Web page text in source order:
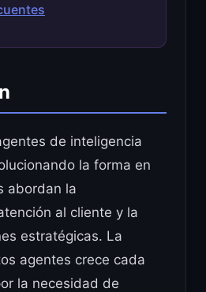
de inteligencia
la forma en
abordan la
al cliente y la
estratégicas. La
agentes crece cada
la necesidad de